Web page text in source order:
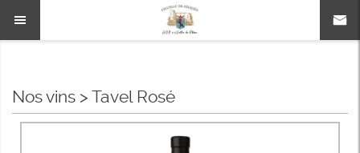
Nos vins > Tavel Rosé